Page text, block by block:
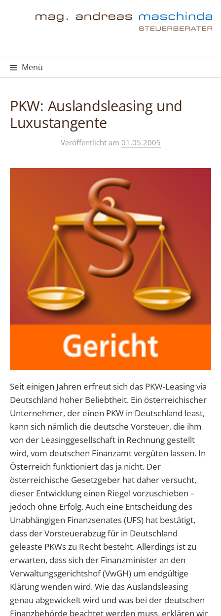
Menü
PKW: Auslandsleasing und
Luxustangente
Veröffentlicht am 01.05.2005
Seit einigen Jahren erfreut sich das PKW-Leasing via
Deutschland hoher Beliebtheit. Ein österreichischer
Unternehmer, der einen PKW in Deutschland least,
kann sich nämlich die deutsche Vorsteuer, die ihm
von der Leasinggesellschaft in Rechnung gestellt
wird, vom deutschen Finanzamt vergüten lassen. In
Österreich funktioniert das ja nicht. Der
österreichische Gesetzgeber hat daher versucht,
dieser Entwicklung einen Riegel vorzuschieben –
jedoch ohne Erfolg. Auch eine Entscheidung des
Unabhängigen Finanzsenates (UFS) hat bestätigt,
dass der Vorsteuerabzug für in Deutschland
geleaste PKWs zu Recht besteht. Allerdings ist zu
erwarten, dass sich der Finanzminister an den
Verwaltungsgerichtshof (VwGH) um endgültige
Klärung wenden wird. Wie das Auslandsleasing
genau abgewickelt wird und was bei der deutschen
Finanzbehörde beachtet werden muss, erklären wir